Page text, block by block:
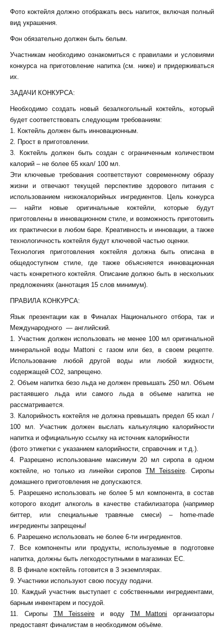
Фото коктейля должно отображать весь напиток, включая полный
вид украшения.
Фон обязательно должен быть белым.
Участникам необходимо ознакомиться с правилами и условиями
конкурса на приготовление напитка (см. ниже) и придерживаться
их.
ЗАДАЧИ КОНКУРСА:
Необходимо создать новый безалкогольный коктейль, который
будет соответствовать следующим требованиям:
1. Коктейль должен быть инновационным.
2. Прост в приготовлении.
3. Коктейль должен быть создан с ограниченным количеством
калорий – не более 65 ккал/ 100 мл.
Эти ключевые требования соответствуют современному образу
жизни и отвечают текущей перспективе здорового питания с
использованием низкокалорийных ингредиентов. Цель конкурса
— найти новые оригинальные коктейли, которые будут
приготовлены в инновационном стиле, и возможность приготовить
их практически в любом баре. Креативность и инновации, а также
технологичность коктейля будут ключевой частью оценки.
Технология приготовления коктейля должна быть описана в
общедоступном стиле, где также объясняется инновационная
часть конкретного коктейля. Описание должно быть в нескольких
предложениях (аннотация 15 слов минимум).
ПРАВИЛА КОНКУРСА:
Язык презентации как в Финалах Национального отбора, так и
Международного — английский.
1. Участник должен использовать не менее 100 мл оригинальной
минеральной воды Mattoni с газом или без, в своем рецепте.
Использование любой другой воды или любой жидкости,
содержащей CO2, запрещено.
2. Объем напитка безо льда не должен превышать 250 мл. Объем
растаявшего льда или самого льда в объеме напитка не
рассматривается.
3. Калорийность коктейля не должна превышать предел 65 ккал /
100 мл. Участник должен выслать калькуляцию калорийности
напитка и официальную ссылку на источник калорийности
(фото этикетки с указанием калорийности, справочник и т.д.).
4. Разрешено использование максимум 20 мл сиропа в одном
коктейле, но только из линейки сироповТМ Teisseire. Сиропы
домашнего приготовления не допускаются.
5. Разрешено использовать не более 5 мл компонента, в состав
которого входит алкоголь в качестве стабилизатора (например
биттер, или специальные травяные смеси) – home-made
ингредиенты запрещены!
6. Разрешено использовать не более 6-ти ингредиентов.
7. Все компоненты или продукты, используемые в подготовке
напитка, должны быть легкодоступными в магазинах ЕС.
8. В финале коктейль готовится в 3 экземплярах.
9. Участники используют свою посуду подачи.
10. Каждый участник выступает с собственными ингредиентами,
барным инвентарем и посудой.
11. Сиропы ТМ Teisseire и воду ТМ Mattoni организаторы
предоставят финалистам в необходимом объёме.